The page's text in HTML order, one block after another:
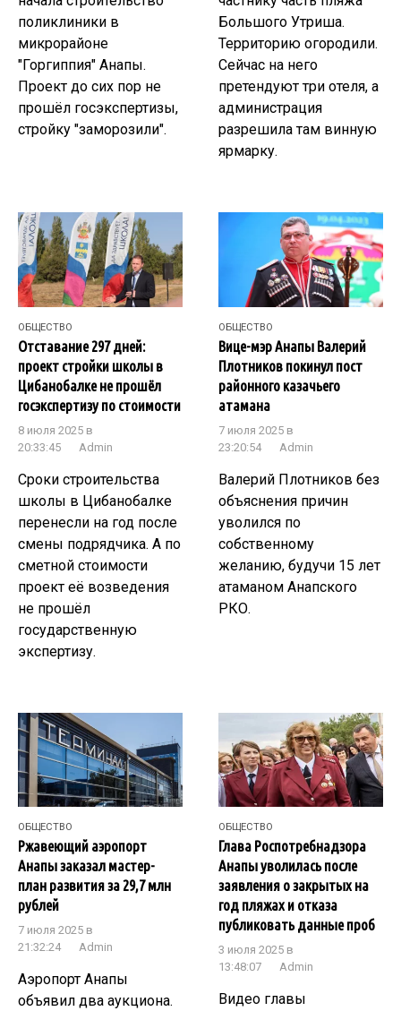
поликлиники в
микрорайоне
"Горгиппия" Анапы.
Проект до сих пор не
прошёл госэкспертизы,
стройку "заморозили".
Большого Утриша.
Территорию огородили.
Сейчас на него
претендуют три отеля, а
администрация
разрешила там винную
ярмарку.
ОБЩЕСТВО
Отставание 297 дней:
проект стройки школы в
Цибанобалке не прошёл
госэкспертизу по стоимости
8 июля 2025 в
20:33:45
Admin
Сроки строительства
школы в Цибанобалке
перенесли на год после
смены подрядчика. А по
сметной стоимости
проект её возведения
не прошёл
государственную
экспертизу.
ОБЩЕСТВО
Вице-мэр Анапы Валерий
Плотников покинул пост
районного казачьего
атамана
7 июля 2025 в
23:20:54
Admin
Валерий Плотников без
объяснения причин
уволился по
собственному
желанию, будучи 15 лет
атаманом Анапского
РКО.
ОБЩЕСТВО
Ржавеющий аэропорт
Анапы заказал мастер-
план развития за 29,7 млн
рублей
7 июля 2025 в
21:32:24
Admin
Аэропорт Анапы
объявил два аукциона.
ОБЩЕСТВО
Глава Роспотребнадзора
Анапы уволилась после
заявления о закрытых на
год пляжах и отказа
публиковать данные проб
3 июля 2025 в
13:48:07
Admin
Видео главы